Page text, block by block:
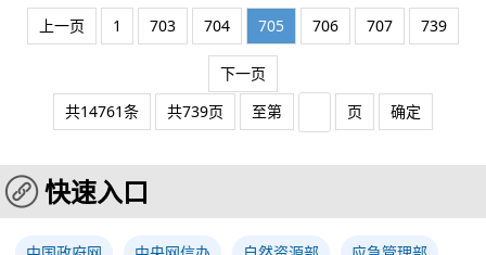
上一页 1 703 704 705 706 707 739
下一页
共14761条
共739页 至第 页 确定
快速入口